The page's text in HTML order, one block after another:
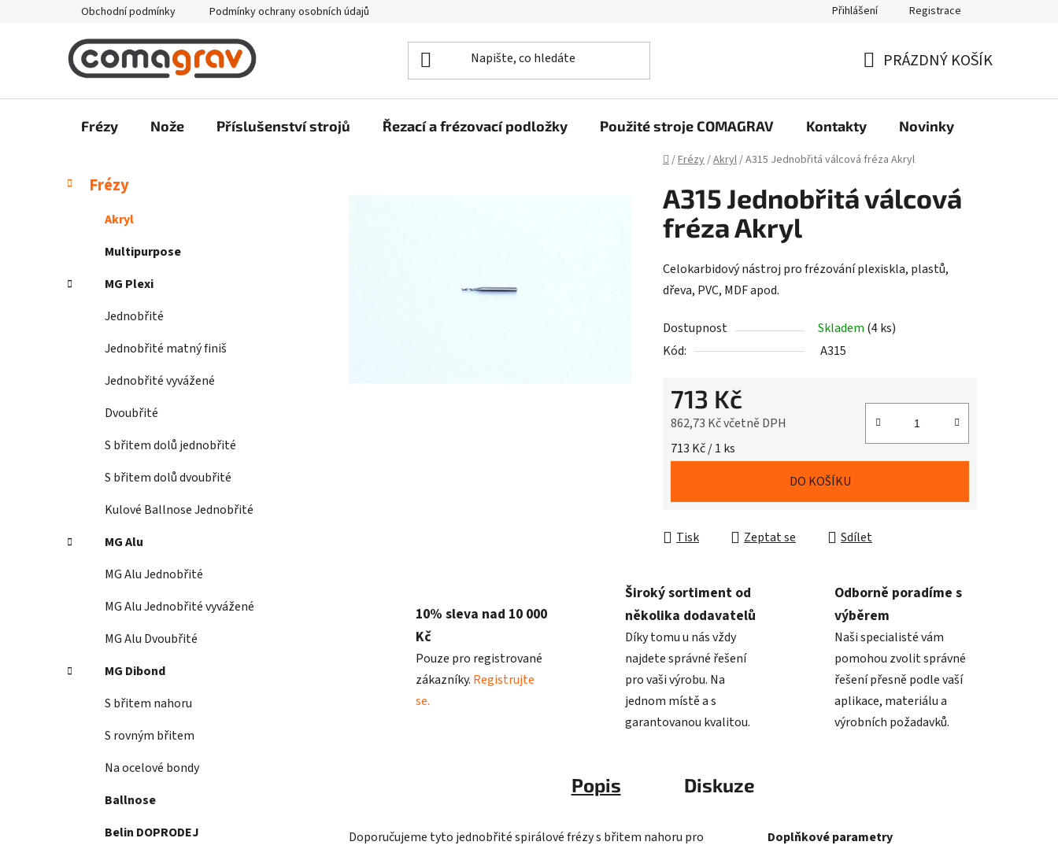
Obchodní podmínky Podmínky ochrany osobních údajů Přihlášení Registrace
KOŠÍK
PRÁZDNÝ KOŠÍK
Frézy Nože Příslušenství strojů Řezací a frézovací podložky Použité stroje COMAGRAV Kontakty Novinky
Domů
/Frézy/Akryl/A315 Jednobřitá válcová fréza Akryl
P
a
Přeskočit
kategorie
K
a
r
Frézy
Akryl
Multipurpose
MG Plexi
Jednobřité
Jednobřité matný finiš
Jednobřité vyvážené
Dvoubřité
S břitem dolů jednobřité
S břitem dolů dvoubřité
Kulové Ballnose Jednobřité
MG Alu
MG Alu Jednobřité
MG Alu Jednobřité vyvážené
MG Alu Dvoubřité
MG Dibond
S břitem nahoru
S rovným břitem
Na ocelové bondy
Ballnose
Belin DOPRODEJ
A315 Jednobřitá válcová
fréza Akryl
Celokarbidový nástroj pro frézování plexiskla, plastů,
dřeva, PVC, MDF apod.
Dostupnost Skladem (4 ks)
Kód:
A315
713 Kč
862,73 Kč včetně DPH
Měrná cena:
713 Kč / 1 ks
DO KOŠÍKU
Tisk Zeptat se Sdílet
10% sleva nad 10 000
Kč
Pouze pro registrované
zákazníky. Registrujte
se.
Široký sortiment od
několika dodavatelů
Díky tomu u nás vždy
najdete správné řešení
pro vaši výrobu. Na
jednom místě a s
garantovanou kvalitou.
Odborně poradíme s
výběrem
Naši specialisté vám
pomohou zvolit správné
řešení přesně podle vaší
aplikace, materiálu a
výrobních požadavků.
Popis Diskuze
Doporučujeme tyto jednobřité spirálové frézy s břitem nahoru pro
Doplňkové parametry